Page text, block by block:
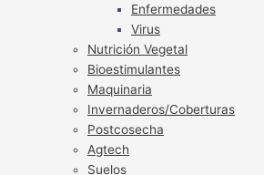
Enfermedades
Virus
Nutrición Vegetal
Bioestimulantes
Maquinaria
Invernaderos/Coberturas
Postcosecha
Agtech
Suelos